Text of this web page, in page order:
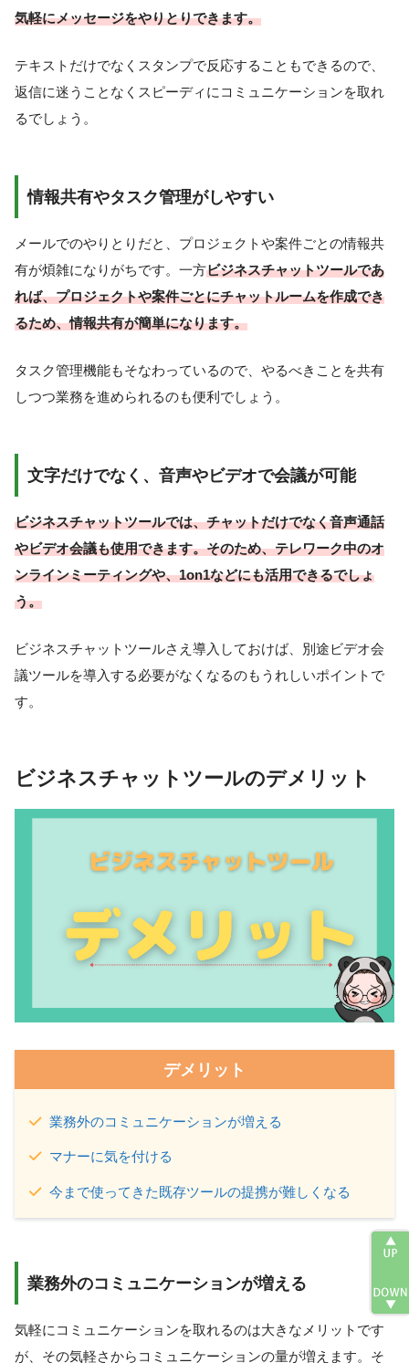
気軽にメッセージをやりとりできます。
テキストだけでなくスタンプで反応することもできるので、
返信に迷うことなくスピーディにコミュニケーションを取れ
るでしょう。
情報共有やタスク管理がしやすい
メールでのやりとりだと、プロジェクトや案件ごとの情報共
有が煩雑になりがちです。一方ビジネスチャットツールであ
れば、プロジェクトや案件ごとにチャットルームを作成でき
るため、情報共有が簡単になります。
タスク管理機能もそなわっているので、やるべきことを共有
しつつ業務を進められるのも便利でしょう。
文字だけでなく、音声やビデオで会議が可能
ビジネスチャットツールでは、チャットだけでなく音声通話
やビデオ会議も使用できます。そのため、テレワーク中のオ
ンラインミーティングや、1on1などにも活用できるでしょ
う。
ビジネスチャットツールさえ導入しておけば、別途ビデオ会
議ツールを導入する必要がなくなるのもうれしいポイントで
す。
ビジネスチャットツールのデメリット
デメリット
業務外のコミュニケーションが増える
マナーに気を付ける
今まで使ってきた既存ツールの提携が難しくなる
業務外のコミュニケーションが増える
気軽にコミュニケーションを取れるのは大きなメリットです
が、その気軽さからコミュニケーションの量が増えます。そ